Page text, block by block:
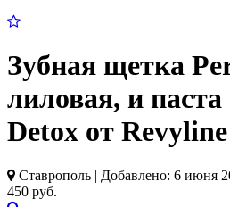
Зубная щетка
лиловая, и
Detox от Revyline
Ставрополь | Добавлено: 6 июня
450 руб.